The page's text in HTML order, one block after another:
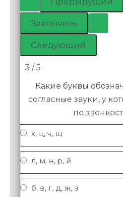
3 / 5
Какие буквы
согласные звуки, у
по
х, ц, ч, щ
л, м, н, р, й
б, в, г, д, ж, з